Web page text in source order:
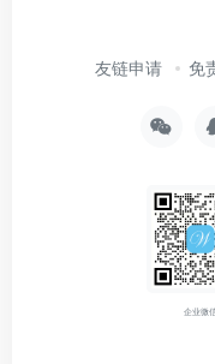
友链申请 免
企业微